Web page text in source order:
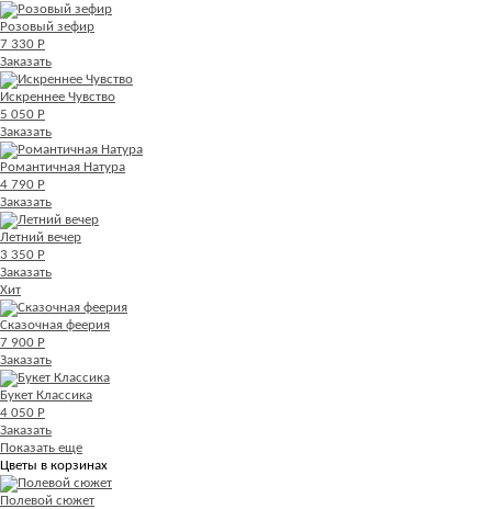
Розовый зефир
7 330 Р
Заказать
Искреннее Чувство
5 050 Р
Заказать
Романтичная Натура
4 790 Р
Заказать
Летний вечер
3 350 Р
Заказать
Хит
Сказочная феерия
7 900 Р
Заказать
Букет Классика
4 050 Р
Заказать
Показать еще
Цветы в корзинах
Полевой сюжет